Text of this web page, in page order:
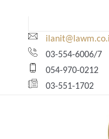
ilanit@lawm.co.il
03-554-6006/7
054-970-0212
03-551-1702